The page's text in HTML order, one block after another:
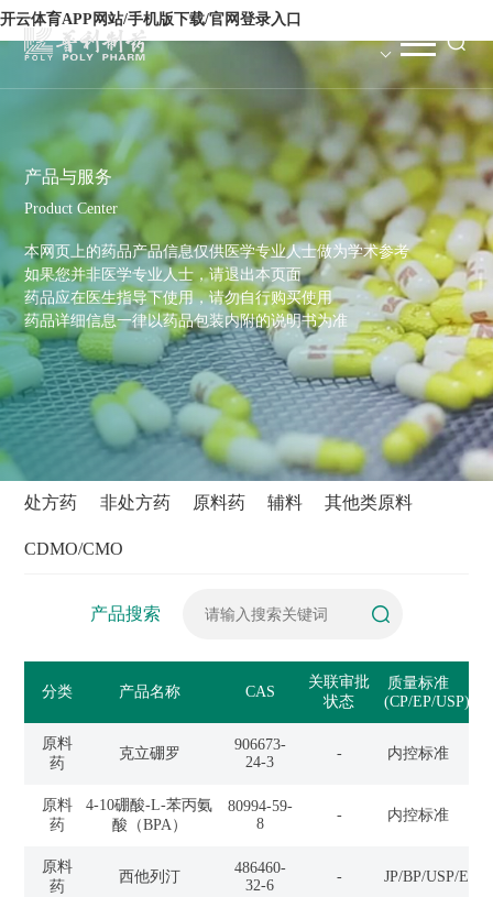
开云体育APP网站/手机版下载/官网登录入口
产品与服务
Product Center
本网页上的药品产品信息仅供医学专业人士做为学术参考
如果您并非医学专业人士，请退出本页面
药品应在医生指导下使用，请勿自行购买使用
药品详细信息一律以药品包装内附的说明书为准
处方药 非处方药 原料药 辅料 其他类原料
CDMO/CMO
产品搜索
分类 产品名称 CAS
关联审批
状态
质量标准
(CP/EP/USP)
原料
药
克立硼罗
906673-
24-3
- 内控标准
原料
药
4-10硼酸-L-苯丙氨
酸（BPA）
80994-59-
8
- 内控标准
原料
药
西他列汀
486460-
32-6
- JP/BP/USP/EP